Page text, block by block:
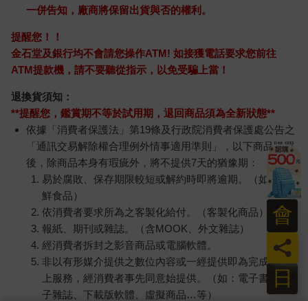
一併告知，廠商將保留出貨與否的權利。
提醒您！！
金石堂及銀行均不會請您操作ATM! 如接獲電話要求您前往
ATM提款機，請不要聽從指示，以免受騙上當！
退換貨須知：
**提醒您，鑑賞期不等於試用期，退回商品須為全新狀態**
依據「消費者保護法」第19條及行政院消費者保護處公告之
「通訊交易解除權合理例外情事適用準則」，以下商品購買
後，除商品本身有瑕疵外，將不提供7天的猶豫期：
易於腐敗、保存期限較短或解約時即將逾期。（如：生
鮮食品）
依消費者要求所為之客製化給付。（客製化商品）
報紙、期刊或雜誌。（含MOOK、外文雜誌）
經消費者拆封之影音商品或電腦軟體。
非以有形媒介提供之數位內容或一經提供即為完成之線
上服務，經消費者事先同意始提供。（如：電子書、電
子雜誌、下載版軟體、虛擬商品…等）
日
員
會